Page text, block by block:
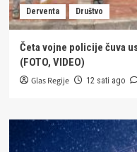
Derventa Društvo
Četa vojne policije čuva
(FOTO, VIDEO)
Glas Regije 12 sati ago